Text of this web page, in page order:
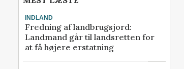
INDLAND
Fredning af landbrugsjord:
Landmand går til landsretten for
at få højere erstatning